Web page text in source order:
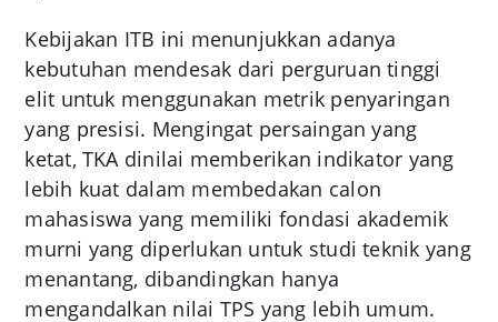
Kebijakan ITB ini menunjukkan adanya
kebutuhan mendesak dari perguruan tinggi
elit untuk menggunakan metrik penyaringan
yang presisi. Mengingat persaingan yang
ketat, TKA dinilai memberikan indikator yang
lebih kuat dalam membedakan calon
mahasiswa yang memiliki fondasi akademik
murni yang diperlukan untuk studi teknik yang
menantang, dibandingkan hanya
mengandalkan nilai TPS yang lebih umum.